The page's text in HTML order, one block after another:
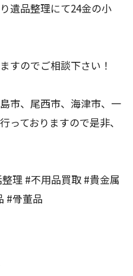
遺品整理にて24金の小
すのでご相談下さい！
市、尾西市、海津市、一
っておりますので是非、
理 #不用品買取 #貴金属
#骨董品